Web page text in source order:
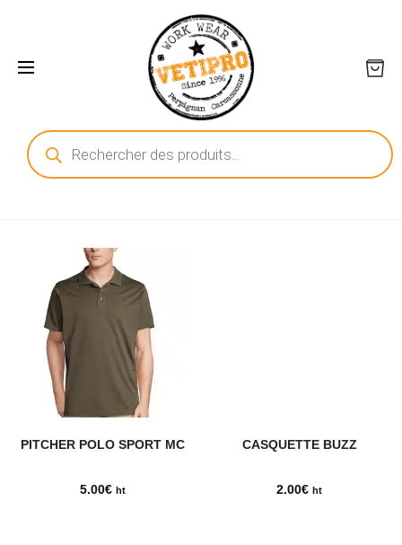
Recherche
de
produits
PITCHER POLO SPORT MC
5.00€ ht
CASQUETTE BUZZ
2.00€ ht